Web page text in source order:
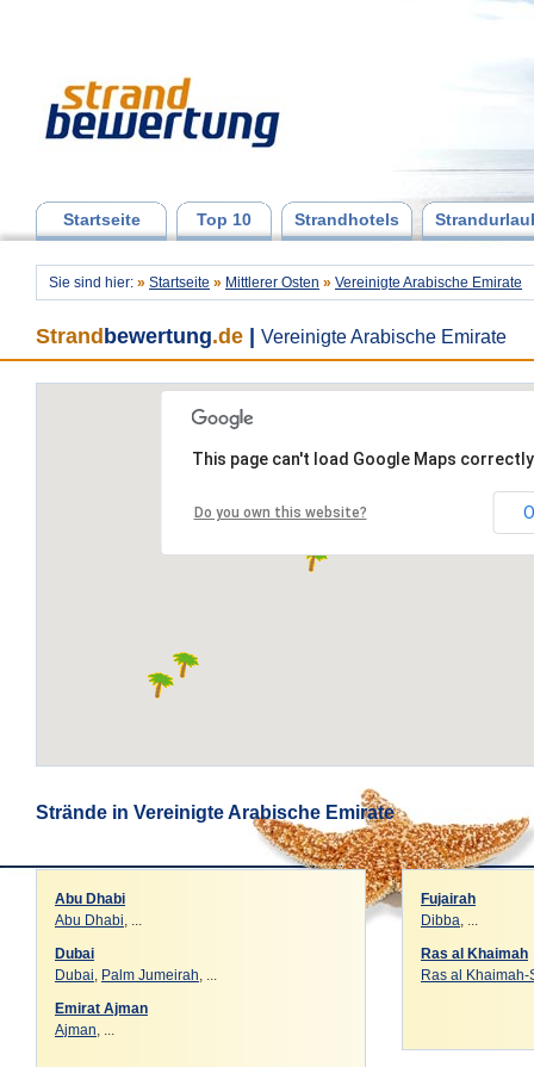
Startseite Top 10 Strandhotels
Sie sind hier: » Startseite » Mittlerer Osten » Vereinigte Arabische Emirate
Strand bewertung.de Vereinigte Arabische Emirate
This page can't load Google Maps
Do you own this website?
Strände in Vereinigte Arabische Emirate
Abu Dhabi
Abu Dhabi, ...
Dubai
Dubai, Palm Jumeirah, ...
Emirat Ajman
Ajman, ...
Fujairah
Dibba, ...
Ras al Khaimah
Ras al Khaimah-